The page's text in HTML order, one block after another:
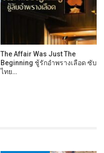
The Affair Was Just The
Beginning ชู้รักอำพรางเลือด ซับ
ไทย…